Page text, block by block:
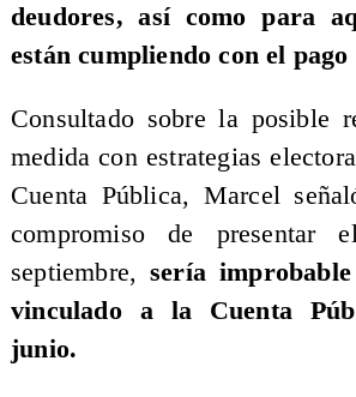
deudores, así como para
están cumpliendo con el pago
Consultado sobre la posible
medida con estrategias
Cuenta Pública, Marcel
compromiso de presentar
septiembre,sería
vinculado a la Cuenta
junio.